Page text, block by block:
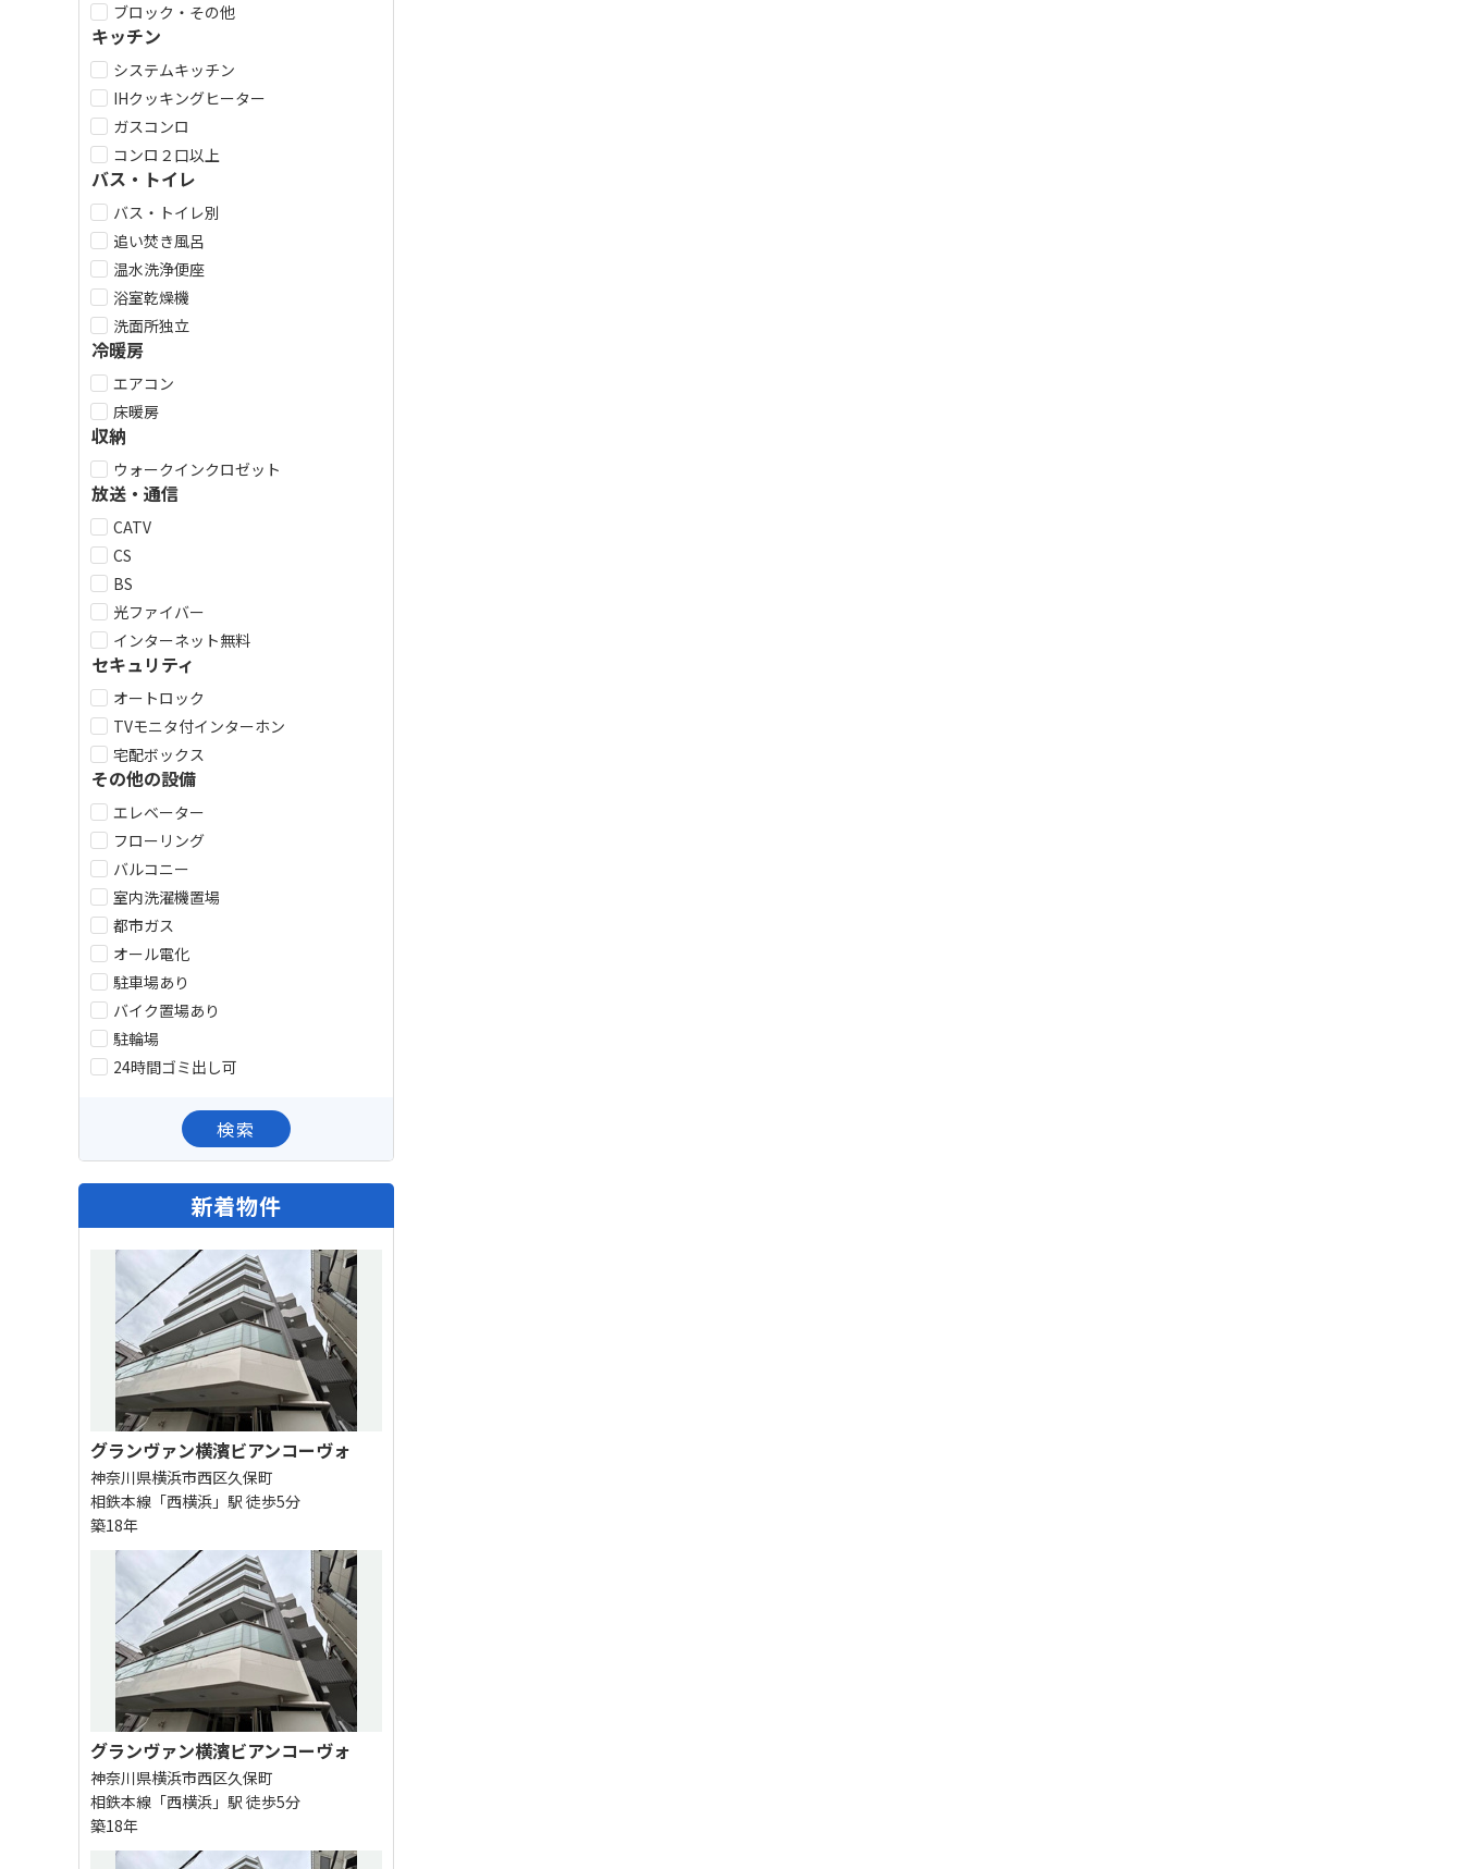
ブロック・その他
キッチン
システムキッチン
IHクッキングヒーター
ガスコンロ
コンロ２口以上
バス・トイレ
バス・トイレ別
追い焚き風呂
温水洗浄便座
浴室乾燥機
洗面所独立
冷暖房
エアコン
床暖房
収納
ウォークインクロゼット
放送・通信
CATV
CS
BS
光ファイバー
インターネット無料
セキュリティ
オートロック
TVモニタ付インターホン
宅配ボックス
その他の設備
エレベーター
フローリング
バルコニー
室内洗濯機置場
都市ガス
オール電化
駐車場あり
バイク置場あり
駐輪場
24時間ゴミ出し可
検索
新着物件
グランヴァン横濱ビアンコーヴォ
神奈川県横浜市西区久保町
相鉄本線「西横浜」駅 徒歩5分
築18年
グランヴァン横濱ビアンコーヴォ
神奈川県横浜市西区久保町
相鉄本線「西横浜」駅 徒歩5分
築18年